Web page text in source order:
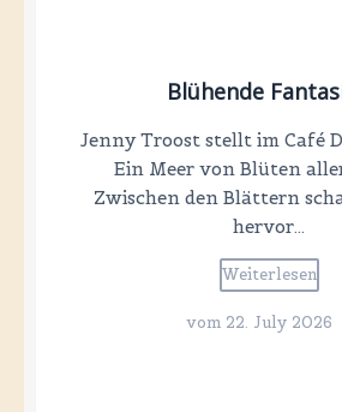
Blühende
Jenny Troost stellt im Café
Ein Meer von Blüten
Zwischen den Blättern
hervor…
Weiterlesen
vom 22. July 2026